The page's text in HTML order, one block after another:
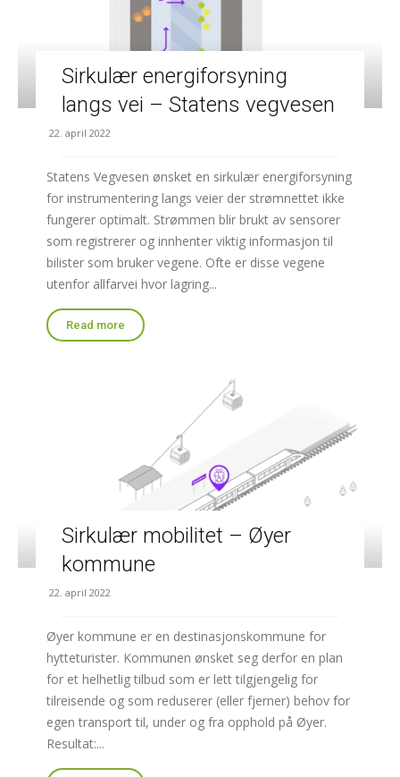
Sirkulær energiforsyning
langs vei – Statens vegvesen
22. april 2022
Statens Vegvesen ønsket en sirkulær energiforsyning
for instrumentering langs veier der strømnettet ikke
fungerer optimalt. Strømmen blir brukt av sensorer
som registrerer og innhenter viktig informasjon til
bilister som bruker vegene. Ofte er disse vegene
utenfor allfarvei hvor lagring...
Read more
Sirkulær mobilitet – Øyer
kommune
22. april 2022
Øyer kommune er en destinasjonskommune for
hytteturister. Kommunen ønsket seg derfor en plan
for et helhetlig tilbud som er lett tilgjengelig for
tilreisende og som reduserer (eller fjerner) behov for
egen transport til, under og fra opphold på Øyer.
Resultat:...